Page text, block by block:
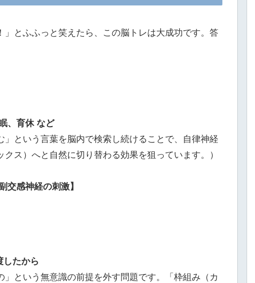
とふふっと笑えたら、この脳トレは大成功です。答
、育休 など
」という言葉を脳内で検索し続けることで、自律神経
ス）へと自然に切り替わる効果を狙っています。）
交感神経の刺激】
したから
」という無意識の前提を外す問題です。「枠組み（カ